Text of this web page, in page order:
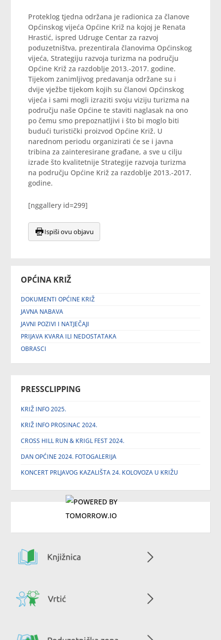
OPĆINA KRIŽ
DOKUMENTI OPĆINE KRIŽ
JAVNA NABAVA
JAVNI POZIVI I NATJEČAJI
PRIJAVA KVARA ILI NEDOSTATAKA
OBRASCI
PRESSCLIPPING
KRIŽ INFO 2025.
KRIŽ INFO PROSINAC 2024.
CROSS HILL RUN & KRIGL FEST 2024.
DAN OPĆINE 2024. FOTOGALERIJA
KONCERT PRLJAVOG KAZALIŠTA 24. KOLOVOZA U KRIŽU
Proteklog tjedna održana je radionica za članove
Općinskog vijeća Općine Križ na kojoj je Renata
Hrastić, ispred Udruge Centar za razvoj
poduzetništva, prezentirala članovima Općinskog
vijeća, Strategiju razvoja turizma na području
Općine Križ za razdoblje 2013.-2017. godine.
Tijekom zanimljivog predavanja održane su i
dvije vježbe tijekom kojih su članovi Općinskog
vijeća i sami mogli izraziti svoju viziju turizma na
području naše Općine te staviti naglasak na ono
po čemu smo prepoznatljivi i što bi moglo biti
budući turistički proizvod Općine Križ. U
narednom periodu organizirati će se i javna
tribina za zainteresirane građane, a sve u cilju
izrade što kvalitetnije Strategije razvoja turizma
na području Općine Križ za razdoblje 2013.-2017.
godine.
[nggallery id=299]
Ispiši ovu objavu